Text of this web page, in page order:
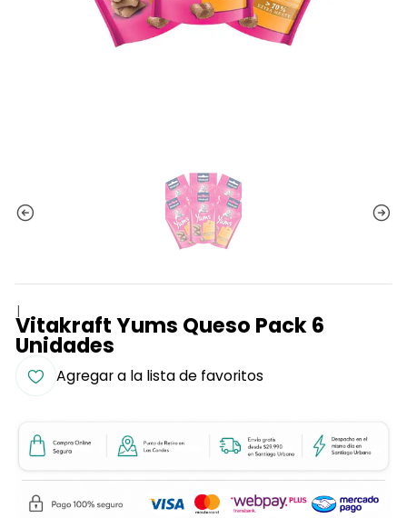
|
Vitakraft Yums Queso Pack 6
Unidades
Agregar a la lista de favoritos